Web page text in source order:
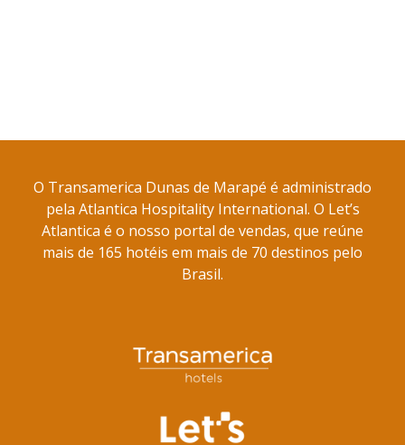
O Transamerica Dunas de Marapé é administrado
pela Atlantica Hospitality International. O Let’s
Atlantica é o nosso portal de vendas, que reúne
mais de 165 hotéis em mais de 70 destinos pelo
Brasil.